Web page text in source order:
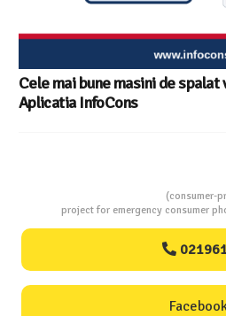
cu
(consumer-
project for emergency consumer